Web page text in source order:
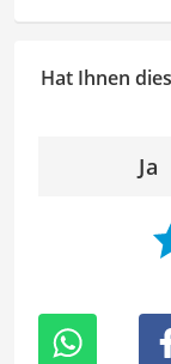
über Beauty-
Empfehlungen,
Schönheits- als
Der kolloidales
besonders
Hat Ihnen
Ja